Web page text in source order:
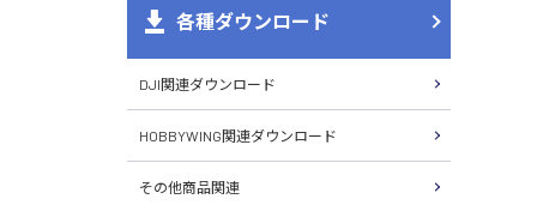
各種ダウンロード
DJI関連ダウンロード
HOBBYWING関連ダウンロード
その他商品関連